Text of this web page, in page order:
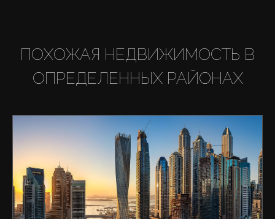
ПОХОЖАЯ НЕДВИЖИМОСТЬ В
ОПРЕДЕЛЕННЫХ РАЙОНАХ